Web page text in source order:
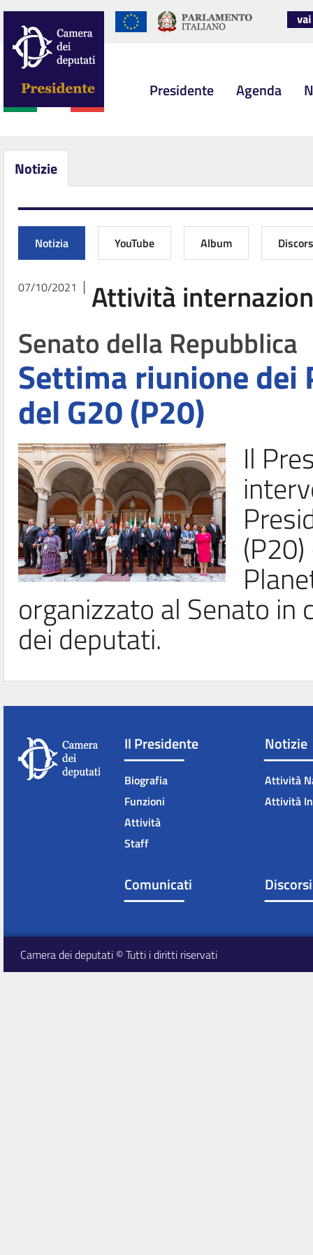
Presidente Agenda
Notizie
Notizia YouTube Album
07/10/2021
Attività
Senato della Repubblica
Settima riunione
del G20 (P20)
Il
organizzato al Senato in
dei deputati.
Il Presidente
Biografia
Funzioni
Attività
Staff
Notizie
Attività
Attività
Comunicati Discorsi
Camera dei deputati © Tutti i diritti riservati